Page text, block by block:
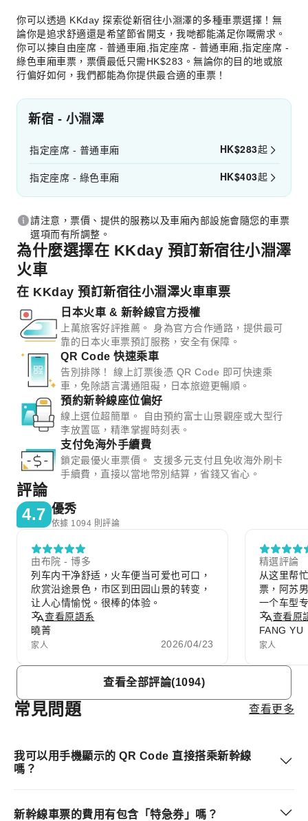
你可以透過 KKday 探索從新宿往小淵澤的多種車票選擇！無
論你是追求舒適還是希望節省開支，我哋都能滿足你嘅需求。
你可以揀自由座席 - 普通車廂,指定座席 - 普通車廂,指定座席 -
綠色車廂車票，票價最低只需HK$283。無論你的目的地或旅
行偏好如何，我們都能為你提供最合適的車票！
新宿 - 小淵澤
指定座席 - 普通車廂 HK$283起
指定座席 - 綠色車廂 HK$403起
請注意，票價、提供的服務以及車廂內部設施會隨您的車票
選項而有所調整。
為什麼選擇在 KKday 預訂新宿往小淵澤
火車
在 KKday 預訂新宿往小淵澤火車車票
日本火車 & 新幹線官方授權
上萬旅客好評推薦。 身為官方合作通路，提供最可
靠的日本火車票預訂服務，安全有保障。
QR Code 快速乘車
告別排隊！ 線上訂票後憑 QR Code 即可快速乘
車，免除語言溝通阻礙，日本旅遊更暢順。
預約新幹線座位偏好
線上選位超簡單。 自由預約富士山景觀座或大型行
李放置區，精準掌握時刻表。
支付免海外手續費
鎖定最優火車票價。 支援多元支付且免收海外刷卡
手續費，直接以當地幣別結算，省錢又省心。
評論
4.7 優秀
依據 1094 則評論
由布院 - 博多
列车内干净舒适，火车便当可爱也可口，
欣赏沿途景色，市区到田园山景的转变，
让人心情愉悦。很棒的体验。
查看原語系
曉菁
家人 2026/04/23
精選評論
从这里帮
票，阿苏
一个车型
爱，有一
查看原
FANG YU
家人
Item
查看全部評論(1094)
常見問題 查看更多
我可以用手機顯示的 QR Code 直接搭乘新幹線
嗎？
新幹線車票的費用有包含「特急券」嗎？